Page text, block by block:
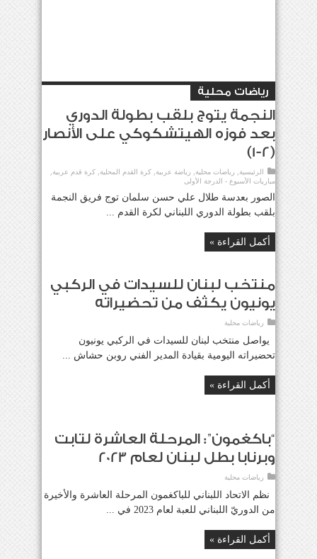
رياضات محلية
النجمة يتوج بلقب بطولة الدوري
بعد فوزه الهيتشكوكي على الأنصار
(2-1)
الرئيسية رياضات محلية رياضة عربية كرة القدم المحلية كرة قدم عربية
مباريات الأسبوع - الدرجة الأولى
الصور بعدسة طلال علي حسن سلمان توج فريق النجمة
بلقب بطولة الدوري اللبناني لكرة القدم ...
أكمل القراءة »
منتخب لبنان للسيدات في الركبي
يونيون يكثف من تحضيراته
رياضات محلية
يواصل منتخب لبنان للسيدات في الركبي يونيون
تحضيراته اليومية بقيادة المدير الفني روبن حشاش ...
أكمل القراءة »
“باكغمون”: المرحلة العاشرة لتابت
وبرنابا بطل لبنان لعام 2023
رياضات محلية
نظم الاتحاد اللبناني للباكغمون المرحلة العاشرة والأخيرة
من الدوريّ اللبناني للعبة لعام 2023 في ...
أكمل القراءة »